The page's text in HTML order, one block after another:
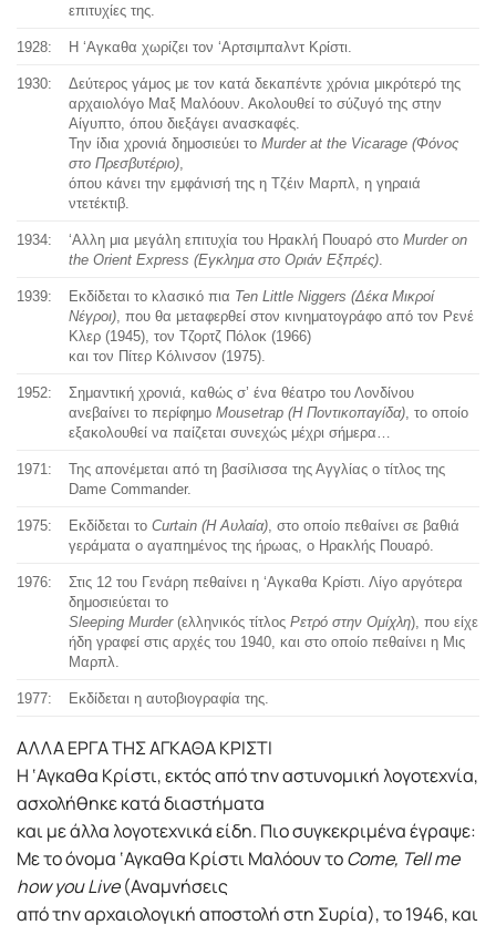
επιτυχίες της.
1928: Η ‘Αγκαθα χωρίζει τον ‘Αρτσιμπαλντ Κρίστι.
1930:
Δεύτερος γάμος με τον κατά δεκαπέντε χρόνια μικρότερό της
αρχαιολόγο Μαξ Μαλόουν. Ακολουθεί το σύζυγό της στην
Αίγυπτο, όπου διεξάγει ανασκαφές.
Την ίδια χρονιά δημοσιεύει τοMurder at the Vicarage (Φόνος
στο Πρεσβυτέριο)
όπου κάνει την εμφάνισή της η Τζέιν Μαρπλ, η γηραιά
ντετέκτιβ.
1934: ‘Αλλη μια μεγάλη επιτυχία του Ηρακλή Πουαρό στοMurder on
the Orient Express (Εγκλημα στο Οριάν Εξπρές)
1939: Εκδίδεται το κλασικό πια Ten Little Niggers (Δέκα Μικροί
Νέγροι) , που θα μεταφερθεί στον κινηματογράφο από τον Ρενέ
Κλερ (1945), τον Τζορτζ Πόλοκ (1966)
και τον Πίτερ Κόλινσον (1975).
1952:
Σημαντική χρονιά, καθώς σ’ ένα θέατρο του Λονδίνου
ανεβαίνει το περίφημοMousetrap (Η Ποντικοπαγίδα) , το οποίο
εξακολουθεί να παίζεται συνεχώς μέχρι σήμερα…
1971:
Της απονέμεται από τη βασίλισσα της Αγγλίας ο τίτλος της
Dame Commander.
1975: Εκδίδεται τοCurtain (Η Αυλαία) , στο οποίο πεθαίνει σε βαθιά
γεράματα ο αγαπημένος της ήρωας, ο Ηρακλής Πουαρό.
1976:
Στις 12 του Γενάρη πεθαίνει η ‘Αγκαθα Κρίστι. Λίγο αργότερα
δημοσιεύεται το
Sleeping Murder(ελληνικός τίτλοςΡετρό στην Ομίχλη), που είχε
ήδη γραφεί στις αρχές του 1940, και στο οποίο πεθαίνει η Μις
Μαρπλ.
1977: Εκδίδεται η αυτοβιογραφία της.
ΑΛΛΑ ΕΡΓΑ ΤΗΣ ΑΓΚΑΘΑ ΚΡΙΣΤΙ
Η ‘Αγκαθα Κρίστι, εκτός από την αστυνομική λογοτεχνία,
ασχολήθηκε κατά διαστήματα
και με άλλα λογοτεχνικά είδη. Πιο συγκεκριμένα έγραψε:
Με το όνομα ‘Αγκαθα Κρίστι Μαλόουν τοCome, Tell me
how you Live(Αναμνήσεις
από την αρχαιολογική αποστολή στη Συρία), το 1946, και